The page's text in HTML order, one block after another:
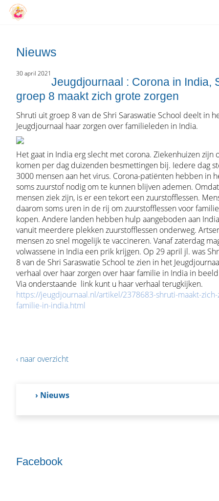
Nieuws
30 april 2021
Jeugdjournaal : Corona in India,
groep 8 maakt zich grote zorgen
Shruti uit groep 8 van de Shri Saraswatie School deelt in
Jeugdjournaal haar zorgen over familieleden in India.
Het gaat in India erg slecht met corona. Ziekenhuizen zijn
komen per dag duizenden besmettingen bij. Iedere dag
3000 mensen aan het virus. Corona-patiënten hebben in
soms zuurstof nodig om te kunnen blijven ademen.
mensen ziek zijn, is er een tekort een zuurstofflessen.
daarom soms uren in de rij om zuurstofflessen voor
kopen. Andere landen hebben hulp aangeboden aan
vanuit meerdere plekken zuurstofflessen onderweg.
mensen zo snel mogelijk te vaccineren. Vanaf zaterdag
volwassene in India een prik krijgen. Op 29 april jl. was
8 van de Shri Saraswatie School te zien in het
verhaal over haar zorgen over haar familie in India in
Via onderstaande link kunt u haar verhaal terugkijken.
https://jeugdjournaal.nl/artikel/2378683-shruti-maakt-
familie-in-india.html
‹ naar overzicht
› Nieuws
Facebook